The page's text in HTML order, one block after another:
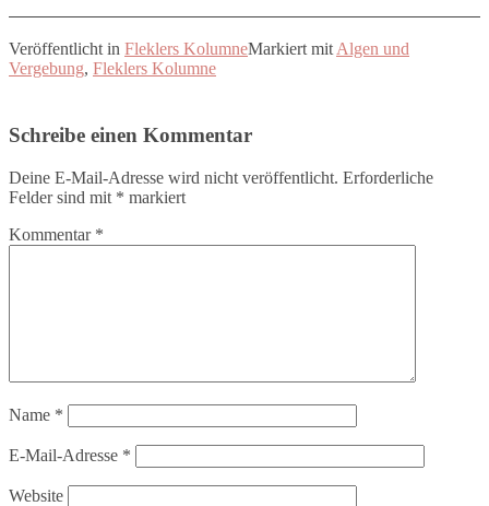
Veröffentlicht in Fleklers KolumneMarkiert mit Algen und
Vergebung, Fleklers Kolumne
Schreibe einen Kommentar
Deine E-Mail-Adresse wird nicht veröffentlicht. Erforderliche
Felder sind mit * markiert
Kommentar *
Name *
E-Mail-Adresse *
Website